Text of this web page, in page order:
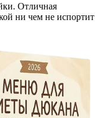
Отличная
ни чем не испортит